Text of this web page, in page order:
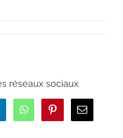
réseaux sociaux
WhatsAppPinterestEmail